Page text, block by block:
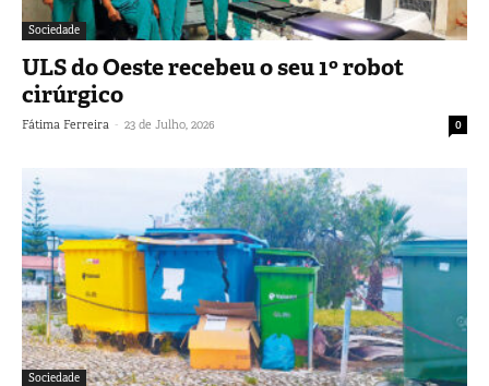
Sociedade
ULS do Oeste recebeu o seu 1º robot
cirúrgico
Fátima Ferreira - 23 de Julho, 2026 0
Sociedade